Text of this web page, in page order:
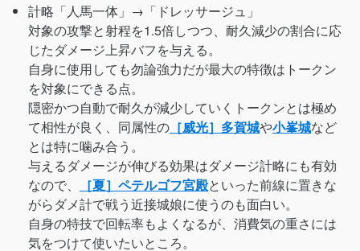
計略「人馬一体」→「ドレッサージュ」
対象の攻撃と射程を1.5倍しつつ、耐久減少の割合に応
じたダメージ上昇バフを与える。
自身に使用しても勿論強力だが最大の特徴はトークン
を対象にできる点。
隠密かつ自動で耐久が減少していくトークンとは極め
て相性が良く、同属性の ［威光］多賀城や小峯城など
とは特に噛み合う。
与えるダメージが伸びる効果はダメージ計略にも有効
なので、
［夏］ペテルゴフ宮殿といった前線に置きな
がらダメ計で戦う近接城娘に使うのも面白い。
自身の特技で回転率もよくなるが、消費気の重さには
気をつけて使いたいところ。